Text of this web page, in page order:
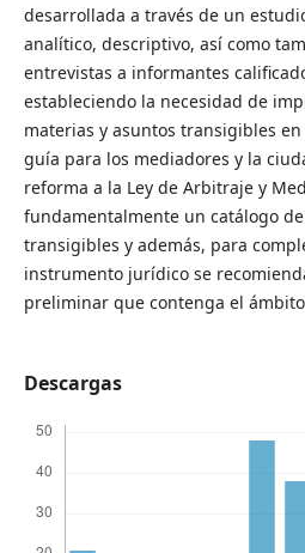
desarrollada a través de un
analítico, descriptivo, así como
entrevistas a informantes
estableciendo la necesidad de
materias y asuntos transigibles
guía para los mediadores y la
reforma a la Ley de Arbitraje y
fundamentalmente un catálogo
transigibles y además, para
instrumento jurídico se
preliminar que contenga el
Descargas